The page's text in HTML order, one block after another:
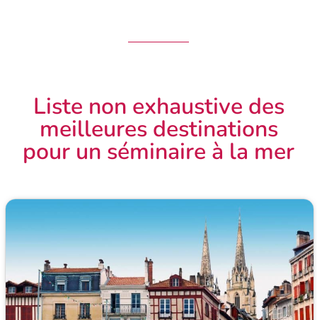
Liste non exhaustive des
meilleures destinations
pour un séminaire à la mer